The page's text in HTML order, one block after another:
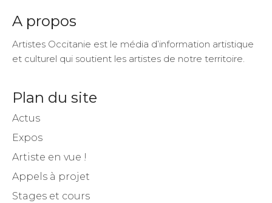
A propos
Artistes Occitanie est le média d’information artistique
et culturel qui soutient les artistes de notre territoire.
Plan du site
Actus
Expos
Artiste en vue !
Appels à projet
Stages et cours